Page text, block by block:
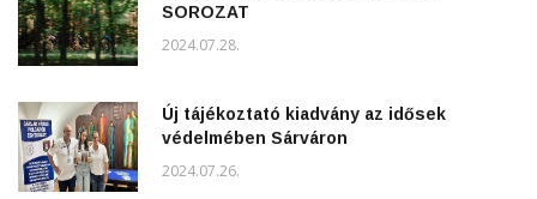
SOROZAT
2024.07.28.
Új tájékoztató kiadvány az idősek
védelmében Sárváron
2024.07.26.